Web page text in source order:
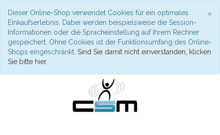
×
Dieser Online-Shop verwendet Cookies für ein optimales
Einkaufserlebnis. Dabei werden beispielsweise die Session-
Informationen oder die Spracheinstellung auf Ihrem Rechner
gespeichert. Ohne Cookies ist der Funktionsumfang des Online-
Shops eingeschränkt. Sind Sie damit nicht einverstanden, klicken
Sie bitte hier.